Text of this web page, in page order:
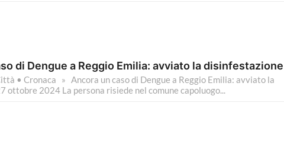
di Dengue a Reggio Emilia: avviato la disinfestazione
• Cronaca » Ancora un caso di Dengue a Reggio Emilia: avviato la
ottobre 2024 La persona risiede nel comune capoluogo...